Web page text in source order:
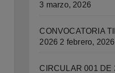
3 marzo, 2026
CONVOCATORIA
2026 2 febrero, 2026
CIRCULAR 001 DE